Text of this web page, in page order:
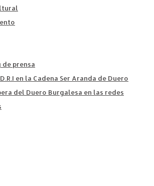
de prensa
en la Cadena Ser Aranda de Duero
del Duero Burgalesa en las redes